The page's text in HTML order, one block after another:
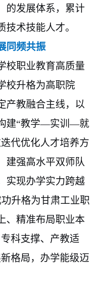
的发展体系，累计
技术技能人才。
同频共振
校职业教育高质量
校升格为高职院
产教融合主线，以
建“教学—实训—就
代优化人才培养方
建强高水平双师队
实现办学实力跨越
升格为甘肃工业职
、精准布局职业本
科支撑、产教适
格局，办学能级迈